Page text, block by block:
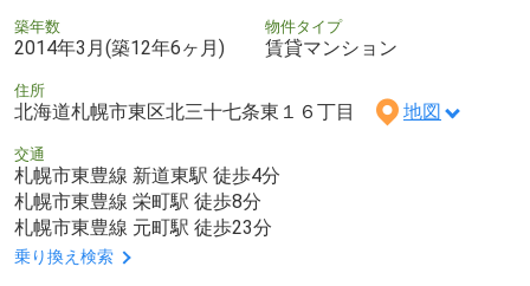
築年数
2014年3月(築12年6ヶ月)
物件タイプ
賃貸マンション
住所
北海道札幌市東区北三十七条東１６丁目 地図
交通
札幌市東豊線 新道東駅 徒歩4分
札幌市東豊線 栄町駅 徒歩8分
札幌市東豊線 元町駅 徒歩23分
乗り換え検索